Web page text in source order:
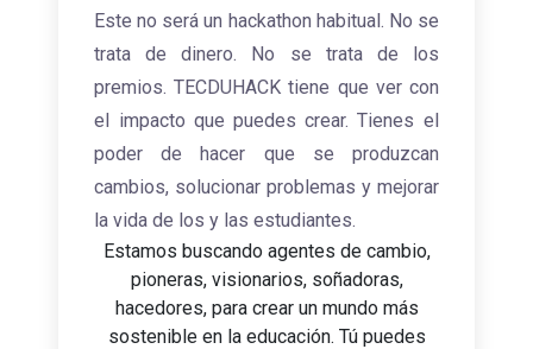
Este no será un hackathon habitual. No se
trata de dinero. No se trata de los
premios. TECDUHACK tiene que ver con
el impacto que puedes crear. Tienes el
poder de hacer que se produzcan
cambios, solucionar problemas y mejorar
la vida de los y las estudiantes.
Estamos buscando agentes de cambio,
pioneras, visionarios, soñadoras,
hacedores, para crear un mundo más
sostenible en la educación. Tú puedes